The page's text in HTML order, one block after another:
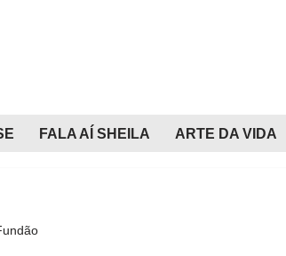
FALA AÍ SHEILA ARTE DA VIDA